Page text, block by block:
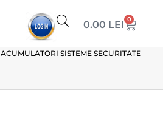
0.00 LEI 0
ACUMULATORI SISTEME SECURITATE